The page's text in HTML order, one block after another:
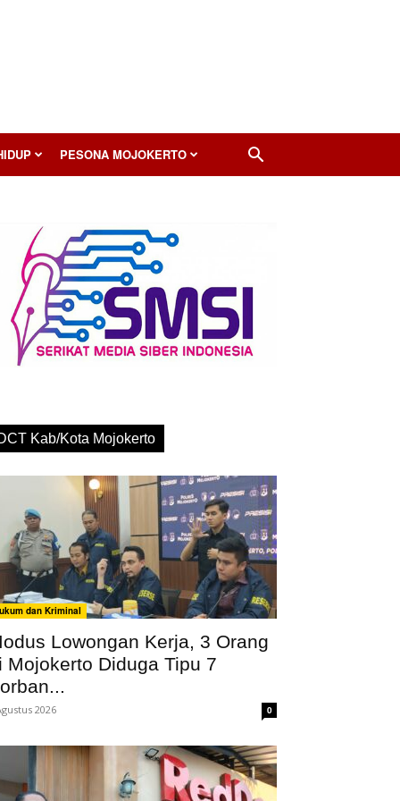
PESONA MOJOKERTO
Kab/Kota Mojokerto
dan Kriminal
Lowongan Kerja, 3 Orang
Mojokerto Diduga Tipu 7
2026 0